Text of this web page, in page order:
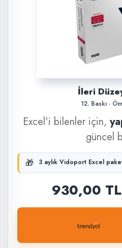
İleri
12. Baskı ·
Excel'i bilenler için,
güncel
🎁 3 aylık Vidoport Excel
930,00 TL